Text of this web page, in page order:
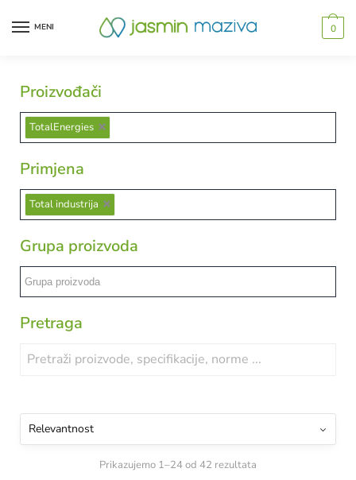
MENI 0
Proizvođači
TotalEnergies
Primjena
Total industrija
Grupa proizvoda
Pretraga
Prikazujemo 1–24 od 42 rezultata